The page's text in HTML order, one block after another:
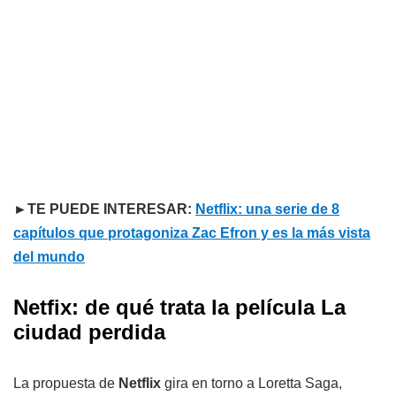
►TE PUEDE INTERESAR: Netflix: una serie de 8
capítulos que protagoniza Zac Efron y es la más vista
del mundo
Netfix: de qué trata la película La
ciudad perdida
La propuesta de Netflix gira en torno a Loretta Saga,